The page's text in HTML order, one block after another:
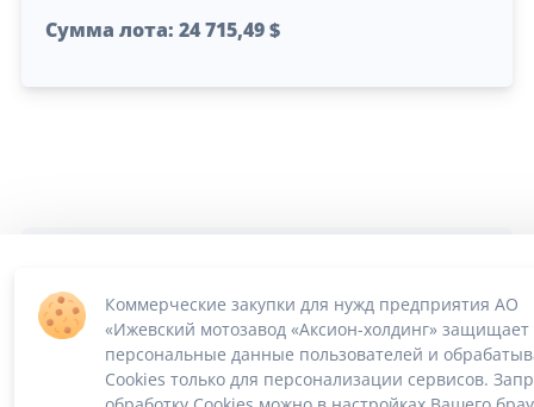
Сумма лота: 24 715,49 $
Коммерческие закупки для нужд предприятия АО
«Ижевский мотозавод «Аксион-холдинг» защищает
персональные данные пользователей и
Cookies только для персонализации сервисов.